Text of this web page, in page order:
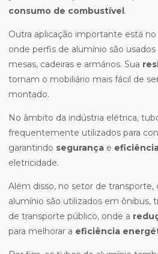
consumo de combustível .
Outra aplicação importante está
onde perfis de alumínio são
mesas, cadeiras e armários. Sua
tornam o mobiliário mais fácil de
montado.
No âmbito da indústria elétrica,
frequentemente utilizados para
garantindo segurança e
eletricidade.
Além disso, no setor de transporte,
alumínio são utilizados em ônibus,
de transporte público, onde a
para melhorar a eficiência